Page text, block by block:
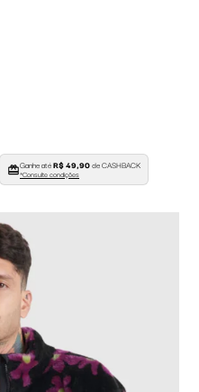
Ganhe atéR$ 49,90de CASHBACK
*Consulte condições